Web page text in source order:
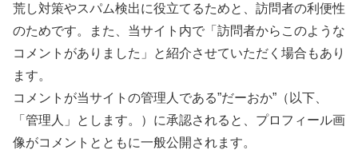
荒し対策やスパム検出に役立てるためと、訪問者の利便性
のためです。また、当サイト内で「訪問者からこのような
コメントがありました」と紹介させていただく場合もあり
ます。
コメントが当サイトの管理人である”だーおか”（以下、
「管理人」とします。）に承認されると、プロフィール画
像がコメントとともに一般公開されます。